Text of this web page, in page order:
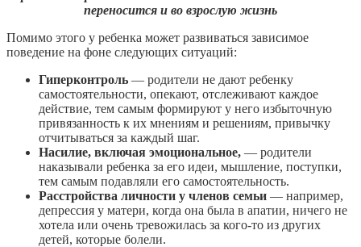
переносится и во взрослую жизнь
Помимо этого у ребенка может развиваться зависимое
поведение на фоне следующих ситуаций:
Гиперконтроль — родители не дают ребенку
самостоятельности, опекают, отслеживают каждое
действие, тем самым формируют у него избыточную
привязанность к их мнениям и решениям, привычку
отчитываться за каждый шаг.
Насилие, включая эмоциональное, — родители
наказывали ребенка за его идеи, мышление, поступки,
тем самым подавляли его самостоятельность.
Расстройства личности у членов семьи — например,
депрессия у матери, когда она была в апатии, ничего не
хотела или очень тревожилась за кого-то из других
детей, которые болели.